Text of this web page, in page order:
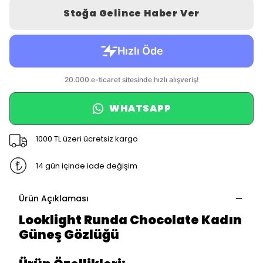
Stoğa Gelince Haber Ver
WHATSAPP
1000 TL üzeri ücretsiz kargo
14 gün içinde iade değişim
Ürün Açıklaması
Looklight Runda Chocolate Kadın
Güneş Gözlüğü